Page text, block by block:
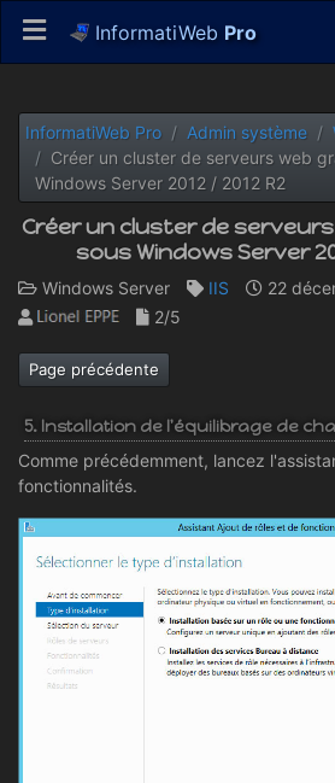
InformatiWeb Pro
InformatiWeb Pro Admin système
Créer un cluster de serveurs web
Windows Server 2012 / 2012 R2
Créer un cluster de
sous Windows Server
Windows Server IIS
22
2/5
Page précédente
5. Installation de l'équilibrage de
Comme précédemment, lancez
fonctionnalités.